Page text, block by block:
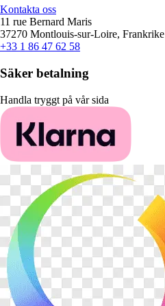
Kontakta oss
11 rue Bernard Maris
37270 Montlouis-sur-Loire, Frankrike
+33 1 86 47 62 58
Säker betalning
Handla tryggt på vår sida